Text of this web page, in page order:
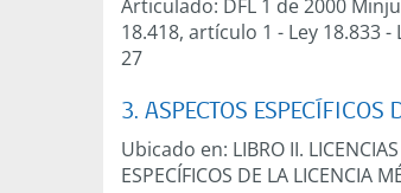
Articulado: DFL 1 de 2000
18.418, artículo 1 - Ley 18.833-
27
3. ASPECTOS
Ubicado en: LIBRO II.
ESPECÍFICOS DE LA LICENCIA